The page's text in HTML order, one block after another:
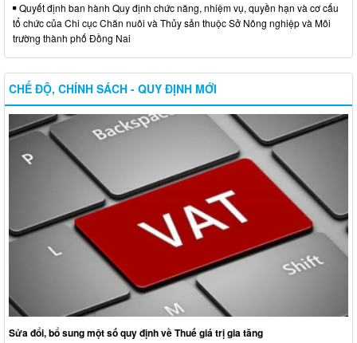
Quyết định ban hành Quy định chức năng, nhiệm vụ, quyền hạn và cơ cấu
tổ chức của Chi cục Chăn nuôi và Thủy sản thuộc Sở Nông nghiệp và Môi
trường thành phố Đồng Nai
CHẾ ĐỘ, CHÍNH SÁCH - QUY ĐỊNH MỚI
Sửa đổi, bổ sung một số quy định về Thuế giá trị gia tăng